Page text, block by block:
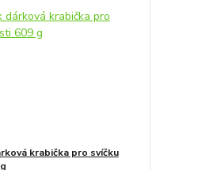
krabička pro svíčku